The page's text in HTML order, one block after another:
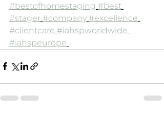
#bestofhomestaging #best
#stager #company #excellence
#clientcare #iahspworldwide
#iahspeurope